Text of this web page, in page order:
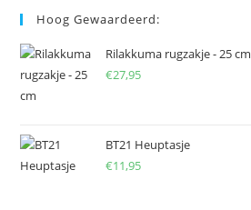
Hoog Gewaardeerd:
Rilakkuma rugzakje - 25 cm
€27,95
BT21 Heuptasje
€11,95